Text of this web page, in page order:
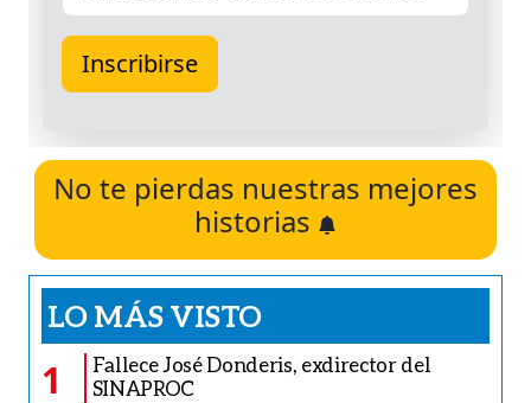
No te pierdas nuestras mejores
historias
LO MÁS VISTO
1
Fallece José Donderis, exdirector del
SINAPROC